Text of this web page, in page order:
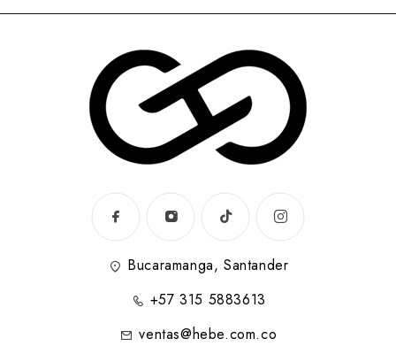
Bucaramanga, Santander
+57 315 5883613
ventas@hebe.com.co